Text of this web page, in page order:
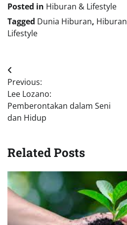
Posted in Hiburan & Lifestyle
Tagged Dunia Hiburan, Hiburan
Lifestyle
Navigasi
pos
Previous:
Lee Lozano:
Pemberontakan dalam Seni
dan Hidup
Related Posts